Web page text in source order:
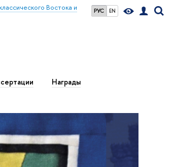
РУС EN
Востока и
Награды